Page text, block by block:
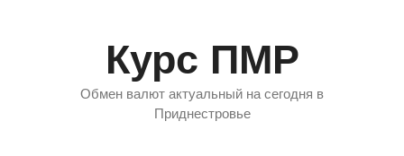
Курс ПМР
Обмен валют актуальный на сегодня в
Приднестровье